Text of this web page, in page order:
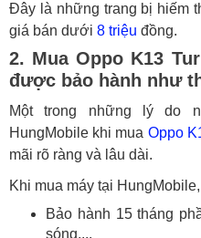
Đây là những trang bị hiếm
giá bán dưới 8 triệu đồng.
2. Mua Oppo K13
được bảo hành như
Một trong những lý do
HungMobile khi mua Oppo
mãi rõ ràng và lâu dài.
Khi mua máy tại
Bảo hành 15 tháng
sóng,...